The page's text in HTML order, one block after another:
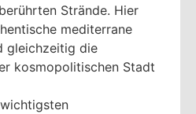
Strände. Hier
mediterrane
gleichzeitig die
kosmopolitischen Stadt